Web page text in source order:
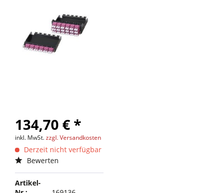
134,70 € *
inkl. MwSt.zzgl. Versandkosten
Derzeit nicht verfügbar
Bewerten
Artikel-